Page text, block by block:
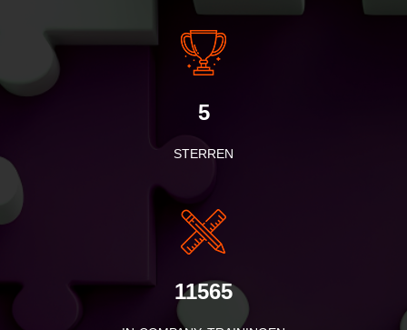
5
STERREN
11565